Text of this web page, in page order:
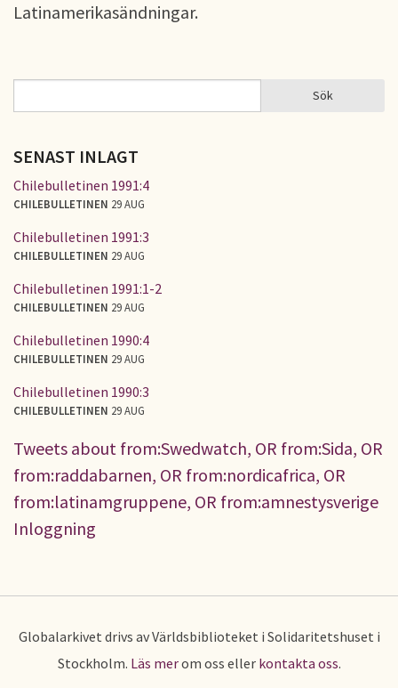
Latinamerikasändningar.
SÖKFORMULÄR Sök
SENAST INLAGT
Chilebulletinen 1991:4
CHILEBULLETINEN 29 AUG
Chilebulletinen 1991:3
CHILEBULLETINEN 29 AUG
Chilebulletinen 1991:1-2
CHILEBULLETINEN 29 AUG
Chilebulletinen 1990:4
CHILEBULLETINEN 29 AUG
Chilebulletinen 1990:3
CHILEBULLETINEN 29 AUG
Tweets about from:Swedwatch, OR from:Sida, OR
from:raddabarnen, OR from:nordicafrica, OR
from:latinamgruppene, OR from:amnestysverige
Inloggning
Globalarkivet drivs av Världsbiblioteket i Solidaritetshuset i
Stockholm. Läs merom oss eller kontakta oss.